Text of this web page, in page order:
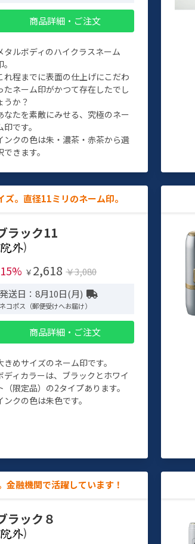
商品詳細・ご注文
タルボディのハイクラスネーム
れ程までに表面の仕上げにこだわ
たネーム印がかつて存在したでし
うか？
なたを素敵にみせる、究極のネー
印です。
ンクの色は朱・濃茶・赤茶から選
できます。
。直径11ミリのネーム印。
ラック11
)
￥ 2,618 ￥3,080
発送日：8月10日(月)
ネコポス（郵便受けへお届け）
商品詳細・ご注文
きめサイズのネーム印です。
ディカラーは、ブラックとホワイ
（限定品）の2タイプあります。
ンクの色は朱色です。
金融機関で活躍しています！
ラック８
)